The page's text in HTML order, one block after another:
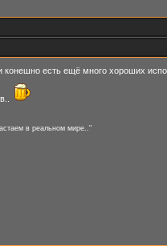
есть ещё много хороших
в реальном мире.."